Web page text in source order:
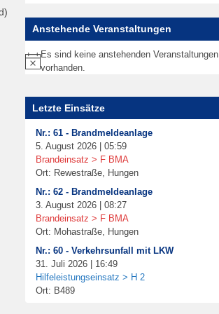
Anstehende Veranstaltungen
Hinweis
Es sind keine anstehenden Veranstaltungen
vorhanden.
Letzte Einsätze
Nr.: 61 - Brandmeldeanlage
5. August 2026 | 05:59
Brandeinsatz > F BMA
Ort: Rewestraße, Hungen
Nr.: 62 - Brandmeldeanlage
3. August 2026 | 08:27
Brandeinsatz > F BMA
Ort: Mohastraße, Hungen
Nr.: 60 - Verkehrsunfall mit LKW
31. Juli 2026 | 16:49
Hilfeleistungseinsatz > H 2
Ort: B489